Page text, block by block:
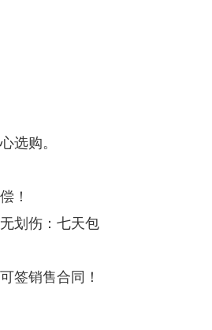
选购。
！
划伤：七天包
签销售合同！